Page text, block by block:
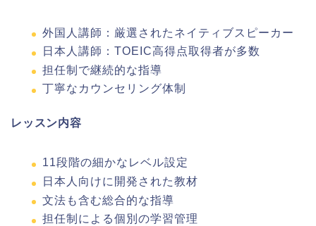
外国人講師：厳選されたネイティブスピーカー
日本人講師：TOEIC高得点取得者が多数
担任制で継続的な指導
丁寧なカウンセリング体制
レッスン内容
11段階の細かなレベル設定
日本人向けに開発された教材
文法も含む総合的な指導
担任制による個別の学習管理